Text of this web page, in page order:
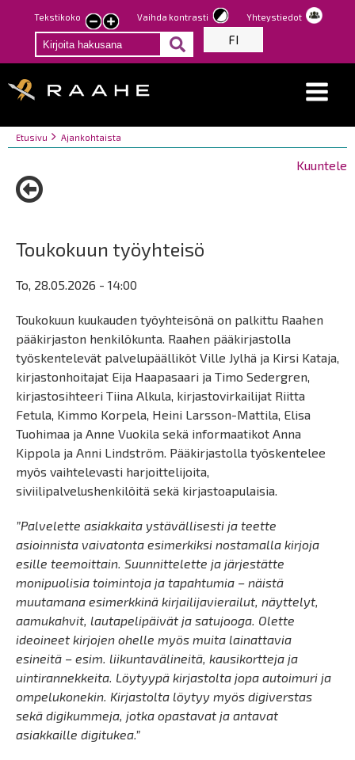
Hyppää
pääsisältöön
Tekstikoko
Pienennä
tekstin
kokoa
Suurenna
tekstin
kokoa
Vaihda kontrasti Yhteystiedot
FI
Breadcrumbs
You
here:
Etusivu Ajankohtaista
Kuuntele
Toukokuun työyhteisö
To, 28.05.2026 - 14:00
Toukokuun kuukauden työyhteisönä on palkittu Raahen
pääkirjaston henkilökunta. Raahen pääkirjastolla
työskentelevät palvelupäälliköt Ville Jylhä ja Kirsi Kataja,
kirjastonhoitajat Eija Haapasaari ja Timo Sedergren,
kirjastosihteeri Tiina Alkula, kirjastovirkailijat Riitta
Fetula, Kimmo Korpela, Heini Larsson-Mattila, Elisa
Tuohimaa ja Anne Vuokila sekä informaatikot Anna
Kippola ja Anni Lindström. Pääkirjastolla työskentelee
myös vaihtelevasti harjoittelijoita,
siviilipalvelushenkilöitä sekä kirjastoapulaisia.
”Palvelette asiakkaita ystävällisesti ja teette
asioinnista vaivatonta esimerkiksi nostamalla kirjoja
esille teemoittain. Suunnittelette ja järjestätte
monipuolisia toimintoja ja tapahtumia – näistä
muutamana esimerkkinä kirjailijavierailut, näyttelyt,
aamukahvit, lautapelipäivät ja satujooga. Olette
ideoineet kirjojen ohelle myös muita lainattavia
esineitä – esim. liikuntavälineitä, kausikortteja ja
uintirannekkeita. Löytyypä kirjastolta jopa autoimuri ja
ompelukonekin. Kirjastolta löytyy myös digiverstas
sekä digikummeja, jotka opastavat ja antavat
asiakkaille digitukea.”